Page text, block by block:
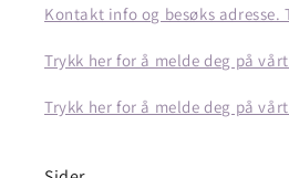
Kontakt info og besøks adresse.
Trykk her for å melde deg på
Trykk her for å melde deg på